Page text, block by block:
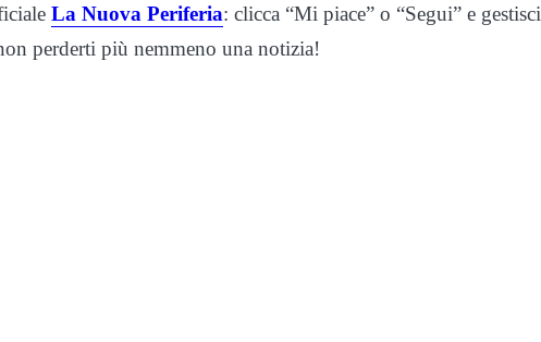
La Nuova Periferia: clicca “Mi piace” o “Segui” e gestisci
perderti più nemmeno una notizia!